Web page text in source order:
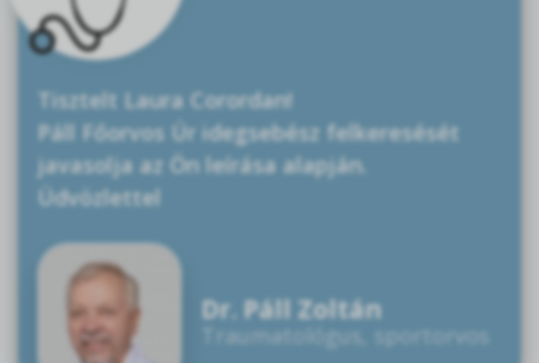
Tisztelt Laura Corordan!
Páll Főorvos Úr idegsebész felkeresését
javasolja az Ön leírása alapján.
Üdvözlettel
Dr. Páll Zoltán
Traumatológus, sportorvos